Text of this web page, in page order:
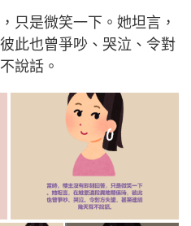
只是微笑一下。她坦言，
此也曾爭吵、哭泣、令對
說話。